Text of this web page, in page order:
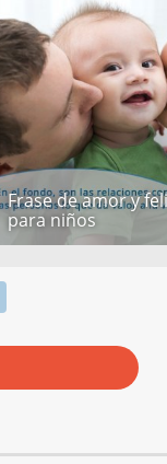
Frase de amor y
para niños